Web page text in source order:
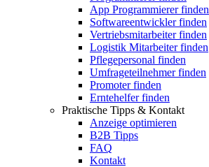
App Programmierer finden
Softwareentwickler finden
Vertriebsmitarbeiter finden
Logistik Mitarbeiter finden
Pflegepersonal finden
Umfrageteilnehmer finden
Promoter finden
Erntehelfer finden
Praktische Tipps & Kontakt
Anzeige optimieren
B2B Tipps
FAQ
Kontakt